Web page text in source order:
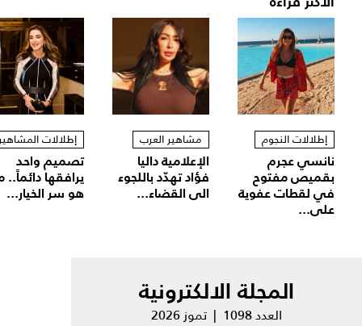
إطلالات النجوم
نانسي عجرم
بقميص مفتوح
في لقطات عفوية
على...
مشاهير العرب
الإعلامية داليا
فؤاد تهدّد باللجوء
الى القضاء...
إطلالات
تصميم واحد
يرافقها دائماً..
هو سر الخيار...
المجلة الالكترونية
العدد 1098 | تموز 2026